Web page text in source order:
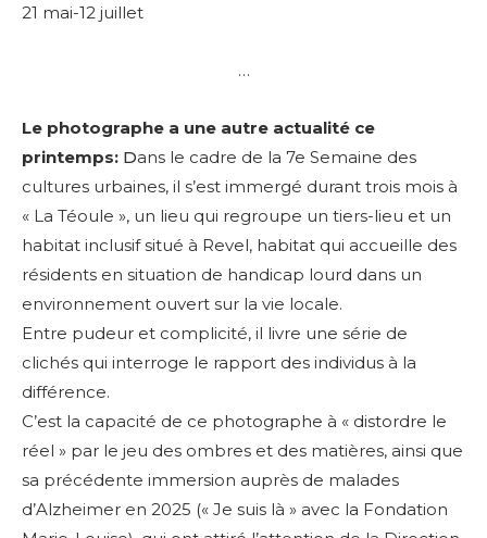
21 mai-12 juillet
…
Le photographe a une autre actualité ce
printemps: Dans le cadre de la 7e Semaine des
cultures urbaines, il s’est immergé durant trois mois à
« La Téoule », un lieu qui regroupe un tiers-lieu et un
habitat inclusif situé à Revel, habitat qui accueille des
résidents en situation de handicap lourd dans un
environnement ouvert sur la vie locale.
Entre pudeur et complicité, il livre une série de
clichés qui interroge le rapport des individus à la
différence.
C’est la capacité de ce photographe à « distordre le
réel » par le jeu des ombres et des matières, ainsi que
sa précédente immersion auprès de malades
d’Alzheimer en 2025 (« Je suis là » avec la Fondation